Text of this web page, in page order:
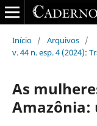
Início / Arquivos /
v. 44 n. esp. 4 (2024):
As
Amazônia: